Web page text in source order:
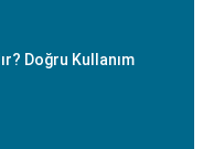
Doğru Kullanım